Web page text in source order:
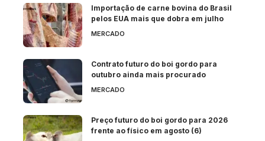
Importação de carne bovina do Brasil
pelos EUA mais que dobra em julho
MERCADO
Contrato futuro do boi gordo para
outubro ainda mais procurado
MERCADO
Preço futuro do boi gordo para 2026
frente ao físico em agosto (6)